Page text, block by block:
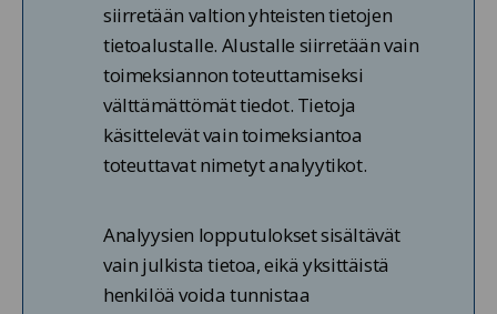
siirretään valtion yhteisten tietojen
tietoalustalle. Alustalle siirretään vain
toimeksiannon toteuttamiseksi
välttämättömät tiedot. Tietoja
käsittelevät vain toimeksiantoa
toteuttavat nimetyt analyytikot.
Analyysien lopputulokset sisältävät
vain julkista tietoa, eikä yksittäistä
henkilöä voida tunnistaa